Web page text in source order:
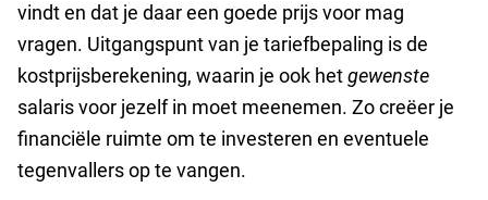
vindt en dat je daar een goede prijs voor mag
vragen. Uitgangspunt van je tariefbepaling is de
kostprijsberekening, waarin je ook hetgewenste
salaris voor jezelf in moet meenemen. Zo creëer je
financiële ruimte om te investeren en eventuele
tegenvallers op te vangen.